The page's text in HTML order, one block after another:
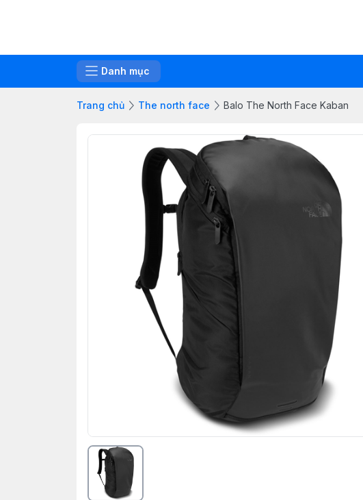
Danh mục
Trang chủ The north face Balo The North Face Kaban